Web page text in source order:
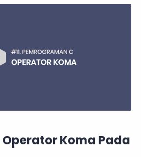
Koma Pada